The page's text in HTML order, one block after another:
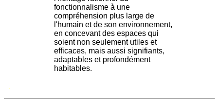
fonctionnalisme à une
compréhension plus large de
l'humain et de son environnement,
en concevant des espaces qui
soient non seulement utiles et
efficaces, mais aussi signifiants,
adaptables et profondément
habitables.
.